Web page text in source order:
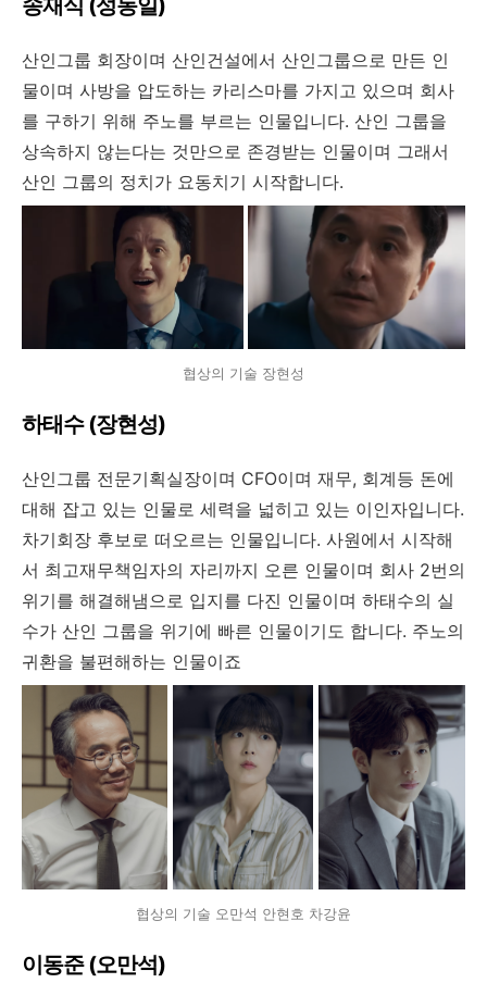
산인그룹 회장이며 산인건설에서 산인그룹으로 만든 인
물이며 사방을 압도하는 카리스마를 가지고 있으며 회사
를 구하기 위해 주노를 부르는 인물입니다. 산인 그룹을
상속하지 않는다는 것만으로 존경받는 인물이며 그래서
산인 그룹의 정치가 요동치기 시작합니다.
협상의 기술 장현성
하태수 (장현성)
산인그룹 전문기획실장이며 CFO이며 재무, 회계등 돈에
대해 잡고 있는 인물로 세력을 넓히고 있는 이인자입니다.
차기회장 후보로 떠오르는 인물입니다. 사원에서 시작해
서 최고재무책임자의 자리까지 오른 인물이며 회사 2번의
위기를 해결해냄으로 입지를 다진 인물이며 하태수의 실
수가 산인 그룹을 위기에 빠른 인물이기도 합니다. 주노의
귀환을 불편해하는 인물이죠
협상의 기술 오만석 안현호 차강윤
이동준 (오만석)